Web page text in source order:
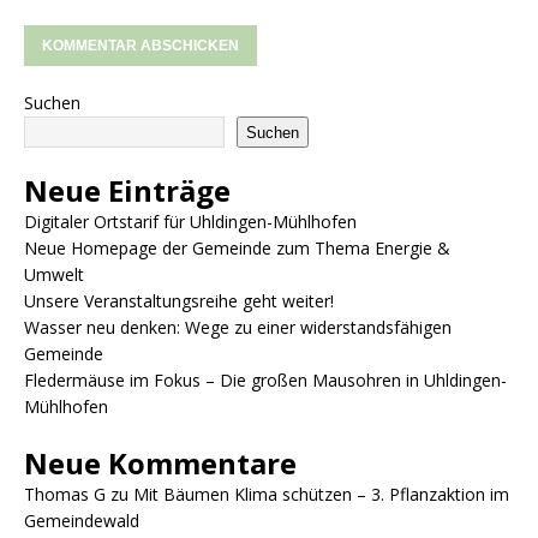
Suchen
Suchen
Neue Einträge
Digitaler Ortstarif für Uhldingen-Mühlhofen
Neue Homepage der Gemeinde zum Thema Energie &
Umwelt
Unsere Veranstaltungsreihe geht weiter!
Wasser neu denken: Wege zu einer widerstandsfähigen
Gemeinde
Fledermäuse im Fokus – Die großen Mausohren in Uhldingen-
Mühlhofen
Neue Kommentare
Thomas G zu Mit Bäumen Klima schützen – 3. Pflanzaktion im
Gemeindewald